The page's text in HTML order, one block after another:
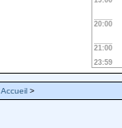
20:00
21:00
23:59
Accueil >